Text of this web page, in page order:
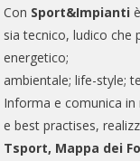
Con Sport&Impianti
sia tecnico, ludico che
energetico;
ambientale; life-style;
Informa e comunica
e best practises,
Tsport, Mappa dei